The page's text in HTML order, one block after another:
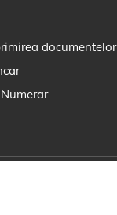
documentelor